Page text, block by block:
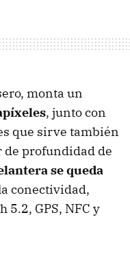
monta un
, junto con
que sirve también
de profundidad de
se queda
conectividad,
5.2, GPS, NFC y